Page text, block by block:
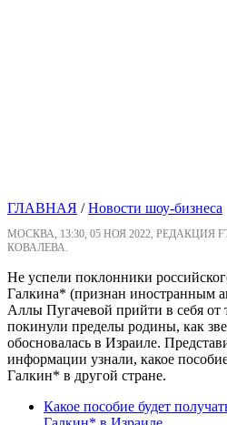
ГЛАВНАЯ /Новости шоу-бизнеса
МОСКВА, 13:30, 05 НОЯ 2022, РЕДАКЦИЯ
КОВАЛЕВА.
Не успели поклонники
Галкина* (признан иностранным
Аллы Пугачевой прийти в себя от
покинули пределы родины, как
обосновалась в Израиле.
информации узнали, какое
Галкин* в другой стране.
Какое пособие будет